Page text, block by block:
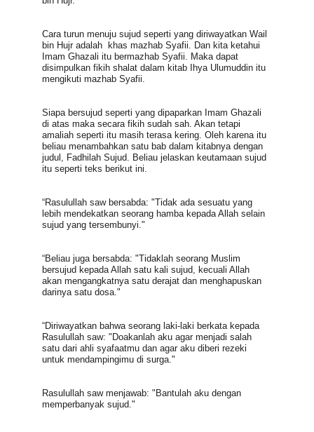
Cara turun menuju sujud seperti yang diriwayatkan Wail
bin Hujr adalah  khas mazhab Syafii. Dan kita ketahui
Imam Ghazali itu bermazhab Syafii. Maka dapat
disimpulkan fikih shalat dalam kitab Ihya Ulumuddin itu
mengikuti mazhab Syafii.
Siapa bersujud seperti yang dipaparkan Imam Ghazali
di atas maka secara fikih sudah sah. Akan tetapi
amaliah seperti itu masih terasa kering. Oleh karena itu
beliau menambahkan satu bab dalam kitabnya dengan
judul, Fadhilah Sujud. Beliau jelaskan keutamaan sujud
itu seperti teks berikut ini.
“Rasulullah saw bersabda: "Tidak ada sesuatu yang
lebih mendekatkan seorang hamba kepada Allah selain
sujud yang tersembunyi."
“Beliau juga bersabda: "Tidaklah seorang Muslim
bersujud kepada Allah satu kali sujud, kecuali Allah
akan mengangkatnya satu derajat dan menghapuskan
darinya satu dosa."
“Diriwayatkan bahwa seorang laki-laki berkata kepada
Rasulullah saw: "Doakanlah aku agar menjadi salah
satu dari ahli syafaatmu dan agar aku diberi rezeki
untuk mendampingimu di surga."
Rasulullah saw menjawab: "Bantulah aku dengan
memperbanyak sujud."